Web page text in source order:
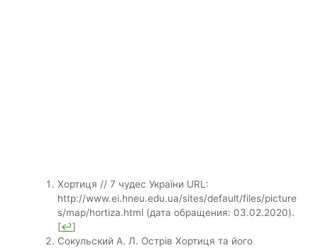
Хортиця // 7 чудес України URL:
http://www.ei.hneu.edu.ua/sites/default/files/picture
s/map/hortiza.html (дата обращения: 03.02.2020).
[↩]
Сокульский А. Л. Острів Хортиця та його